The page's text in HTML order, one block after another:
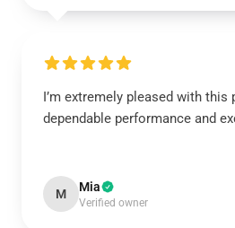
I’m extremely pleased with this
dependable performance and
M Mia
Verified owner